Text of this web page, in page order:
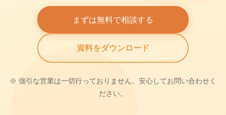
まずは無料で相談する
資料をダウンロード
※ 強引な営業は一切行っておりません。安心してお問い合わせく
ださい。